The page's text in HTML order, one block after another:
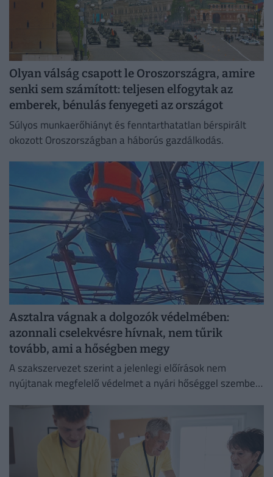
Olyan válság csapott le Oroszországra, amire
senki sem számított: teljesen elfogytak az
emberek, bénulás fenyegeti az országot
Súlyos munkaerőhiányt és fenntarthatatlan bérspirált
okozott Oroszországban a háborús gazdálkodás.
Asztalra vágnak a dolgozók védelmében:
azonnali cselekvésre hívnak, nem tűrik
tovább, ami a hőségben megy
A szakszervezet szerint a jelenlegi előírások nem
nyújtanak megfelelő védelmet a nyári hőséggel szemben,
védelmében.